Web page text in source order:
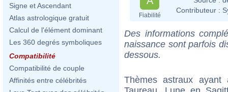
Signe et Ascendant
Atlas astrologique gratuit
Calcul de l'élément dominant
Les 360 degrés symboliques
Compatibilité
Compatibilité de couple
Affinités entre célébrités
Fiabilité
Contributeur :
Des informations
naissance sont parfois
dessous.
Thèmes astraux